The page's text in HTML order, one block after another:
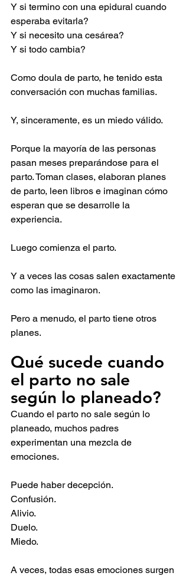
Y si termino con una epidural cuando
esperaba evitarla?
Y si necesito una cesárea?
Y si todo cambia?
Como doula de parto, he tenido esta
conversación con muchas familias.
Y, sinceramente, es un miedo válido.
Porque la mayoría de las personas
pasan meses preparándose para el
parto. Toman clases, elaboran planes
de parto, leen libros e imaginan cómo
esperan que se desarrolle la
experiencia.
Luego comienza el parto.
Y a veces las cosas salen exactamente
como las imaginaron.
Pero a menudo, el parto tiene otros
planes.
Qué sucede cuando
el parto no sale
según lo planeado?
Cuando el parto no sale según lo
planeado, muchos padres
experimentan una mezcla de
emociones.
Puede haber decepción.
Confusión.
Alivio.
Duelo.
Miedo.
A veces, todas esas emociones surgen